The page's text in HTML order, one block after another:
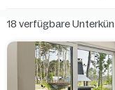
18 verfügbare